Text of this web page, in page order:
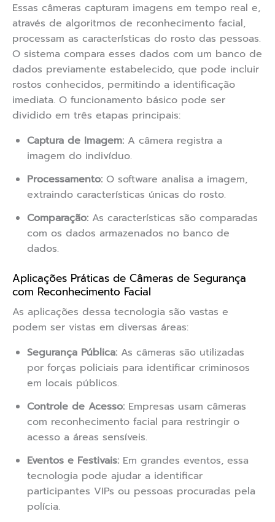
Essas câmeras capturam imagens em tempo real e,
através de algoritmos de reconhecimento facial,
processam as características do rosto das pessoas.
O sistema compara esses dados com um banco de
dados previamente estabelecido, que pode incluir
rostos conhecidos, permitindo a identificação
imediata. O funcionamento básico pode ser
dividido em três etapas principais:
Captura de Imagem: A câmera registra a
imagem do indivíduo.
Processamento: O software analisa a imagem,
extraindo características únicas do rosto.
Comparação: As características são comparadas
com os dados armazenados no banco de
dados.
Aplicações Práticas de Câmeras de Segurança
com Reconhecimento Facial
As aplicações dessa tecnologia são vastas e
podem ser vistas em diversas áreas:
Segurança Pública: As câmeras são utilizadas
por forças policiais para identificar criminosos
em locais públicos.
Controle de Acesso: Empresas usam câmeras
com reconhecimento facial para restringir o
acesso a áreas sensíveis.
Eventos e Festivais: Em grandes eventos, essa
tecnologia pode ajudar a identificar
participantes VIPs ou pessoas procuradas pela
polícia.